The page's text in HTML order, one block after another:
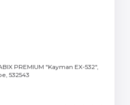
PREMIUM "Kayman EX-532",
532543